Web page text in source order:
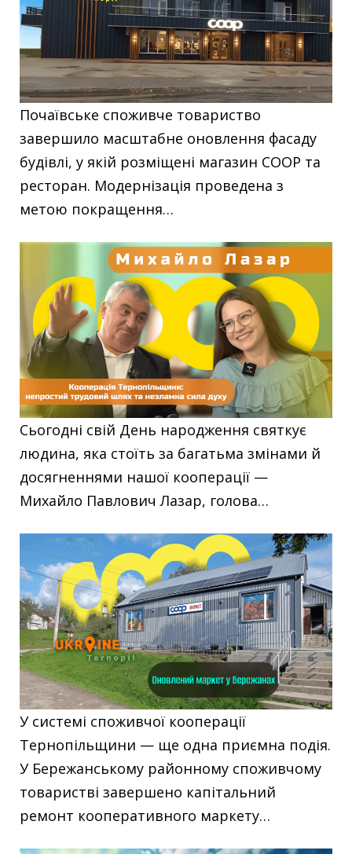
Почаївське споживче товариство
завершило масштабне оновлення фасаду
будівлі, у якій розміщені магазин COOP та
ресторан. Модернізація проведена з
метою покращення…
Сьогодні свій День народження святкує
людина, яка стоїть за багатьма змінами й
досягненнями нашої кооперації —
Михайло Павлович Лазар, голова…
У системі споживчої кооперації
Тернопільщини — ще одна приємна подія.
У Бережанському районному споживчому
товаристві завершено капітальний
ремонт кооперативного маркету…